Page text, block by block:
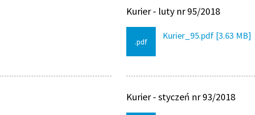
Kurier - luty nr 95/2018
.pdf
Kurier_95.pdf [3.63 MB]
Kurier - styczeń nr 93/2018